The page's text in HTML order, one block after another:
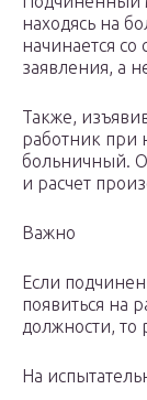
находясь на
начинается
заявления, а
Также,
работник при
больничный.
и расчет
Важно
Если
появиться на
должности, то
На